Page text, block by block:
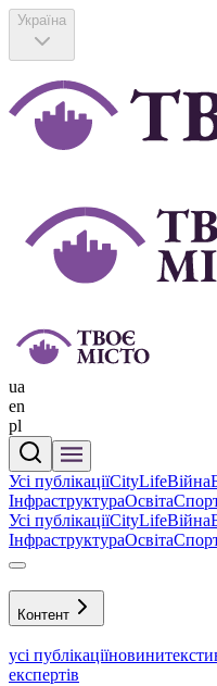
Україна
ua
en
pl
Усі публікаціїCityLifeВійна
ІнфраструктураОсвіта
Усі публікаціїCityLifeВійна
ІнфраструктураОсвіта
Контент
усі публікаціїновинитексти
експертів